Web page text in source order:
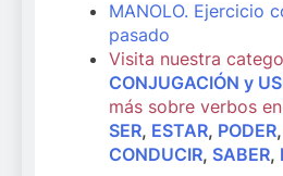
MANOLO. Ejercicio
pasado
Visita nuestra
CONJUGACIÓN y
más sobre verbos
SER, ESTAR, PODER,
CONDUCIR, SABER,